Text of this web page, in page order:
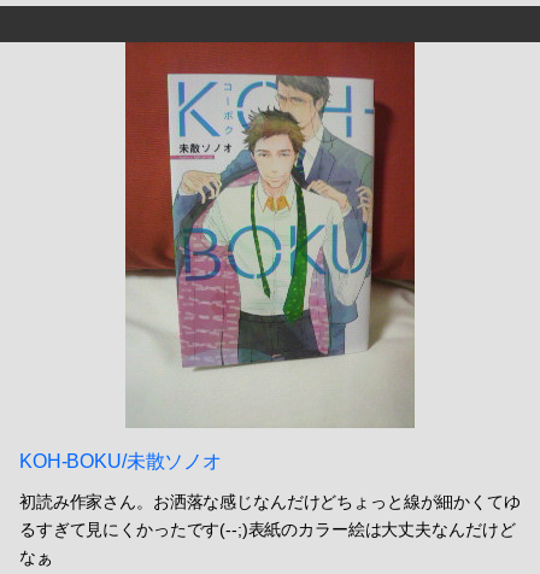
KOH-BOKU/未散ソノオ
初読み作家さん。お洒落な感じなんだけどちょっと線が細かくてゆ
るすぎて見にくかったです(--;)表紙のカラー絵は大丈夫なんだけど
なぁ